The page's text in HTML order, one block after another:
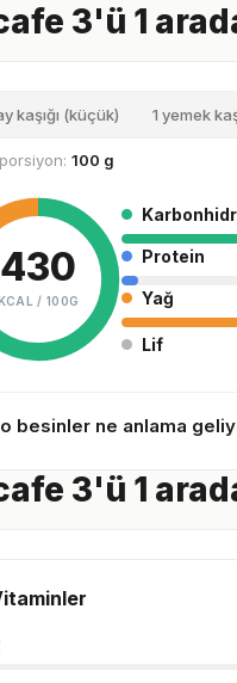
3'ü 1
kaşığı (küçük) 1 yemek
100 g
430
KCAL / 100G
Protein
Yağ
Lif
besinler ne anlama
3'ü 1